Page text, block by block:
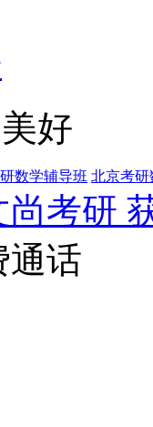
好
数学辅导班 北京考研
尚考研
通话